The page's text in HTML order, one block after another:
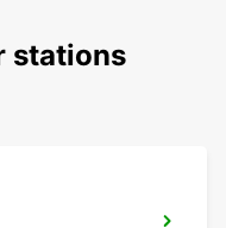
stations